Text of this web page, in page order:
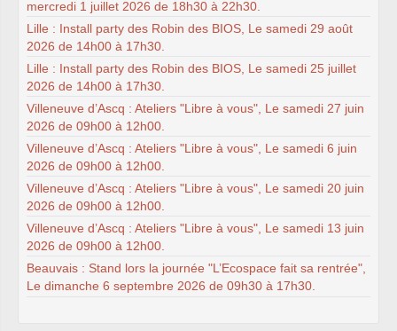
mercredi 1 juillet 2026 de 18h30 à 22h30.
Lille : Install party des Robin des BIOS, Le samedi 29 août
2026 de 14h00 à 17h30.
Lille : Install party des Robin des BIOS, Le samedi 25 juillet
2026 de 14h00 à 17h30.
Villeneuve d’Ascq : Ateliers "Libre à vous", Le samedi 27 juin
2026 de 09h00 à 12h00.
Villeneuve d’Ascq : Ateliers "Libre à vous", Le samedi 6 juin
2026 de 09h00 à 12h00.
Villeneuve d’Ascq : Ateliers "Libre à vous", Le samedi 20 juin
2026 de 09h00 à 12h00.
Villeneuve d’Ascq : Ateliers "Libre à vous", Le samedi 13 juin
2026 de 09h00 à 12h00.
Beauvais : Stand lors la journée "L’Ecospace fait sa rentrée",
Le dimanche 6 septembre 2026 de 09h30 à 17h30.